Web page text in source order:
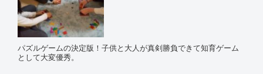
パズルゲームの決定版！子供と大人が真剣勝負できて知育ゲーム
として大変優秀。